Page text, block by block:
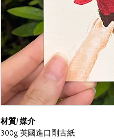
材質/ 媒介
300g 英國進口剛古紙